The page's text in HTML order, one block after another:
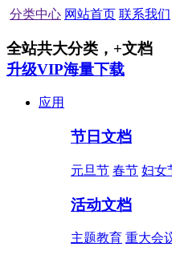
分类中心 网站首页 联系我们
全站共大分类， +文档
升级VIP海量下载
应用
节日文档
元旦节 春节 妇女
活动文档
主题教育 重大会